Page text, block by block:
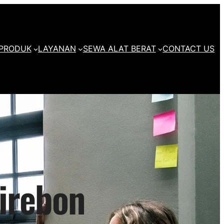
LAYANAN SEWA ALAT BERAT CONTACT US